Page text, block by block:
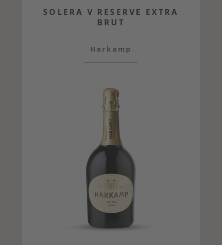
SOLERA V RESERVE EXTRA
BRUT
Harkamp